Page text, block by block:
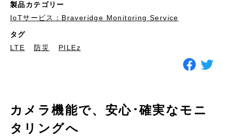
製品カテゴリー
IoTサービス：Braveridge Monitoring Service
タグ
LTE
防災 PILEz
カメラ機能で、安心･確実なモニ
タリングへ